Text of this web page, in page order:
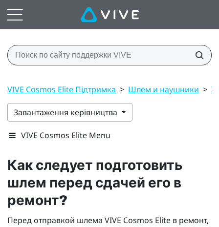
VIVE Cosmos Elite Підтримка > Шлем и наушники >
Завантаження керівництва
VIVE Cosmos Elite Menu
Как следует подготовить
шлем перед сдачей его в
ремонт?
Перед отправкой шлема VIVE Cosmos Elite в ремонт,